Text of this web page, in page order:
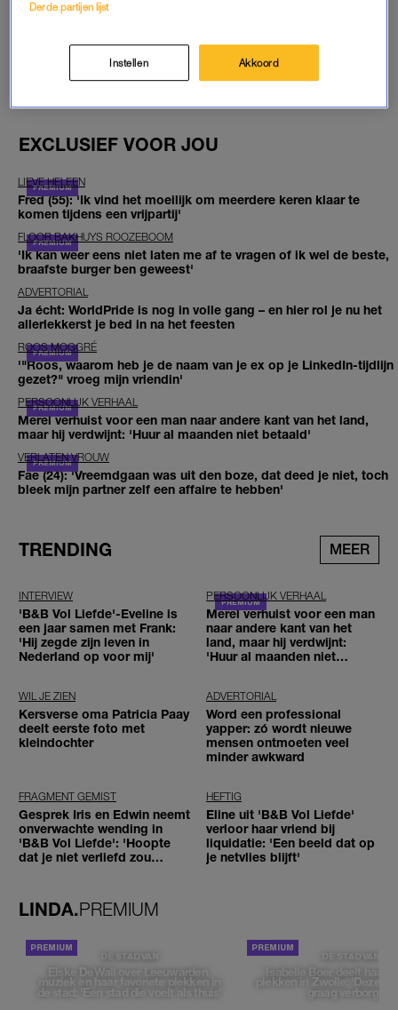
GOED ARTIKEL? DELEN MAAR.
EXCLUSIEF VOOR JOU
LIEVE HELEEN
Fred (55): 'Ik vind het moeilijk om meerdere keren klaar te
komen tijdens een vrijpartij'
FLOOR BAKHUYS ROOZEBOOM
'Ik kan weer eens niet laten me af te vragen of ik wel de beste,
braafste burger ben geweest'
ADVERTORIAL
Ja écht: WorldPride is nog in volle gang – en hier rol je nu het
allerlekkerst je bed in na het feesten
ROOS MOGGRÉ
'"Roos, waarom heb je de naam van je ex op je LinkedIn-tijdlijn
gezet?" vroeg mijn vriendin'
PERSOONLIJK VERHAAL
Merel verhuist voor een man naar andere kant van het land,
maar hij verdwijnt: 'Huur al maanden niet betaald'
VERLATEN VROUW
Fae (24): 'Vreemdgaan was uit den boze, dat deed je niet, toch
bleek mijn partner zelf een affaire te hebben'
TRENDING MEER
INTERVIEW
'B&B Vol Liefde'-Eveline is
een jaar samen met Frank:
'Hij zegde zijn leven in
Nederland op voor mij'
PERSOONLIJK VERHAAL
Merel verhuist voor een man
naar andere kant van het
land, maar hij verdwijnt:
'Huur al maanden niet
WIL JE ZIEN
Kersverse oma Patricia Paay
deelt eerste foto met
kleindochter
ADVERTORIAL
Word een professional
yapper: zó wordt nieuwe
mensen ontmoeten veel
minder awkward
FRAGMENT GEMIST
Gesprek Iris en Edwin neemt
onverwachte wending in
'B&B Vol Liefde': 'Hoopte
dat je niet verliefd zou
HEFTIG
Eline uit 'B&B Vol Liefde'
verloor haar vriend bij
liquidatie: 'Een beeld dat op
je netvlies blijft'
LINDA.PREMIUM
DE STAD VAN
Elske DeWall over Leeuwarden,
muziek en haar favoriete plekken in
de stad: 'Een stad die voelt als thuis'
DE STAD VAN
Isabelle Boer deelt haar
plekken in Zwolle: 'Deze
graag verborgen'
Derde partijen lijst
Instellen Akkoord